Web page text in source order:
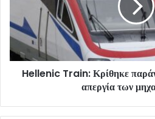
Hellenic Train: Κρίθηκε
απεργία των